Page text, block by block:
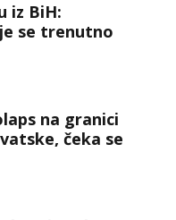
iz BiH:
se trenutno
na granici
čeka se